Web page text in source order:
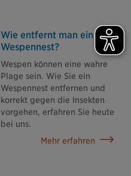
Wie entfernt man ein
Wespennest?
Wespen können eine wahre
Plage sein. Wie Sie ein
Wespennest entfernen und
korrekt gegen die Insekten
vorgehen, erfahren Sie heute
bei uns.
Mehr erfahren